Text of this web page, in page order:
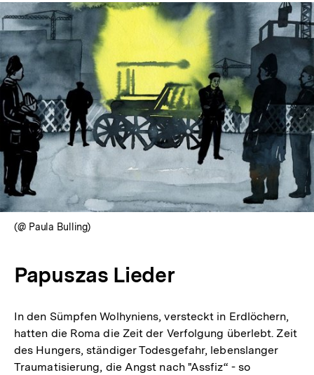
der
Fußnote
(@ Paula Bulling)
Papuszas Lieder
In den Sümpfen Wolhyniens, versteckt in Erdlöchern,
hatten die Roma die Zeit der Verfolgung überlebt. Zeit
des Hungers, ständiger Todesgefahr, lebenslanger
Traumatisierung, die Angst nach "Assfiz“ - so